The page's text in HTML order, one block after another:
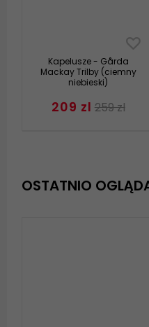
Kapelusze - Gårda
Mackay Trilby (ciemny
niebieski)
209 zl 259 zl
OSTATNIO